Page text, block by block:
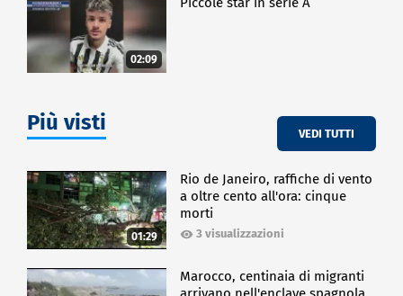
02:09
Più visti VEDI TUTTI
01:29
Rio de Janeiro, raffiche di vento
a oltre cento all'ora: cinque
morti
3 visualizzazioni
Marocco, centinaia di migranti